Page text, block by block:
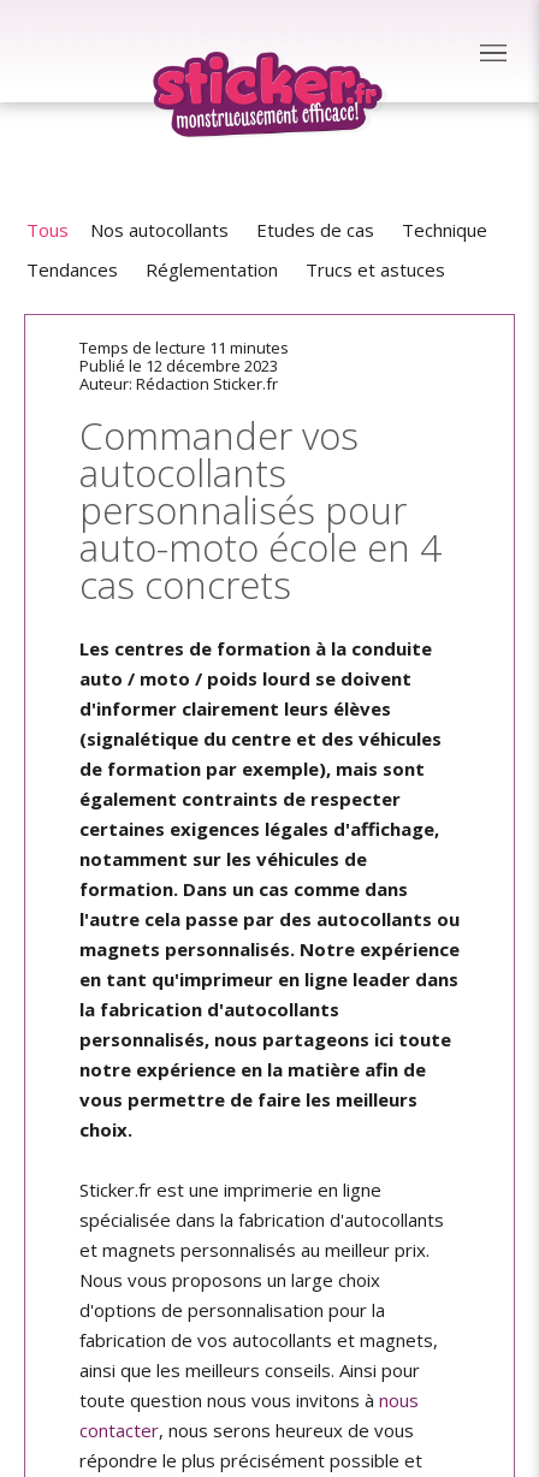
Tous Nos autocollants Etudes de cas
Technique
Tendances
Réglementation Trucs et astuces
Temps de lecture 11 minutes
Publié le 12 décembre 2023
Auteur: Rédaction Sticker.fr
Commander vos
autocollants
personnalisés pour
auto-moto école en 4
cas concrets
Les centres de formation à la conduite
auto / moto / poids lourd se doivent
d'informer clairement leurs élèves
(signalétique du centre et des véhicules
de formation par exemple), mais sont
également contraints de respecter
certaines exigences légales d'affichage,
notamment sur les véhicules de
formation. Dans un cas comme dans
l'autre cela passe par des autocollants ou
magnets personnalisés. Notre expérience
en tant qu'imprimeur en ligne leader dans
la fabrication d'autocollants
personnalisés, nous partageons ici toute
notre expérience en la matière afin de
vous permettre de faire les meilleurs
choix.
Sticker.fr est une imprimerie en ligne
spécialisée dans la fabrication d'autocollants
et magnets personnalisés au meilleur prix.
Nous vous proposons un large choix
d'options de personnalisation pour la
fabrication de vos autocollants et magnets,
ainsi que les meilleurs conseils. Ainsi pour
toute question nous vous invitons à nous
contacter, nous serons heureux de vous
répondre le plus précisément possible et